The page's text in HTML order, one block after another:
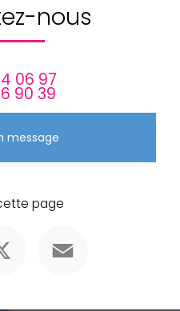
nous
06 97
90 39
message
page